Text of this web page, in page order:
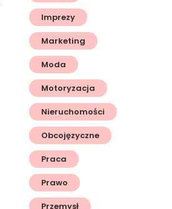
Imprezy
Marketing
Moda
Motoryzacja
Nieruchomości
Obcojęzyczne
Praca
Prawo
Przemysł